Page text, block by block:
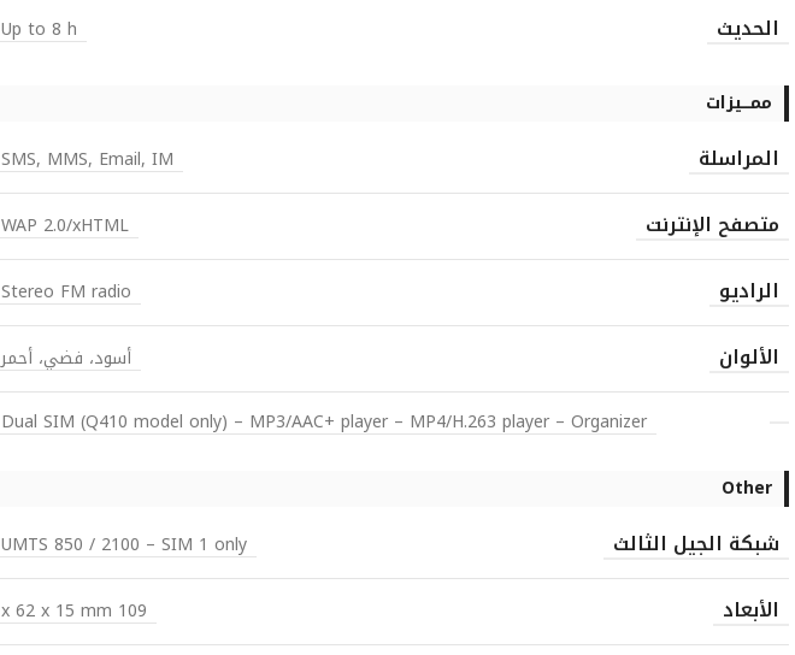
الحديث Up to 8 h
ممـــيزات
المراسلة SMS, MMS, Email, IM
متصفح الإنترنت WAP 2.0/xHTML
الراديو Stereo FM radio
الألوان
أسود، فضي، أحمر
Dual SIM (Q410 model only) – MP3/AAC+ player – MP4/H.263 player – Organizer
Other
شبكة الجيل الثالث UMTS 850 / 2100 – SIM 1 only
الأبعاد 109 x 62 x 15 mm